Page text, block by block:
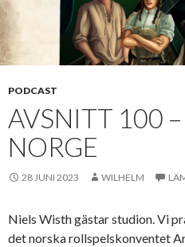
PODCAST
AVSNITT 100
NORGE
28 JUNI 2023 WILHELM
Niels Wisth gästar studion. Vi
det norska rollspelskonventet